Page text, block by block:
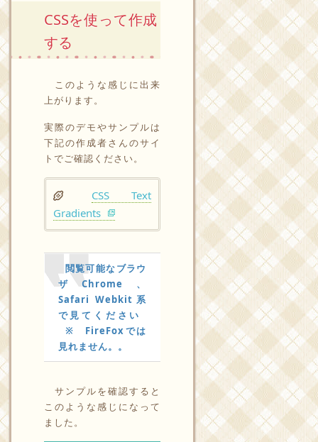
CSSを使って作成
する
このような感じに出来
上がります。
実際のデモやサンプルは
下記の作成者さんのサイ
トでご確認ください。
CSS Text
Gradients
閲覧可能なブラウ
ザChrome、
Safari Webkit系
で見てください
※ FireFoxでは
見れません。。
サンプルを確認すると
このような感じになって
ました。